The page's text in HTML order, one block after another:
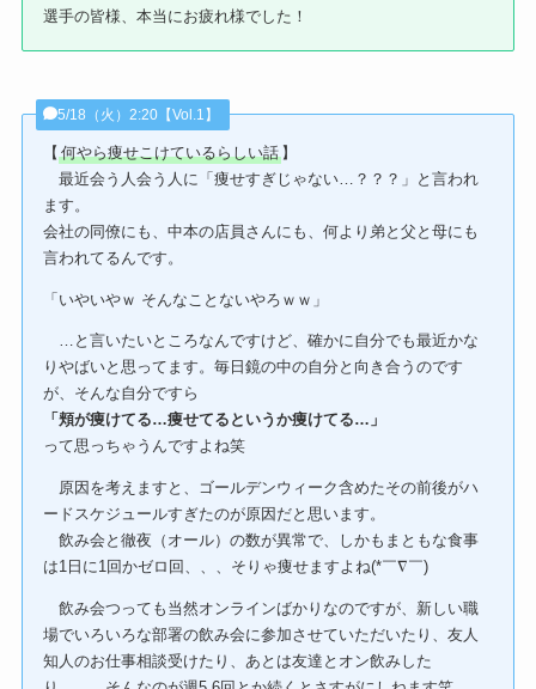
選手の皆様、本当にお疲れ様でした！
5/18（火）2:20【Vol.1】
【何やら痩せこけているらしい話 】
最近会う人会う人に「痩せすぎじゃない…？？？」と言われ
ます。
会社の同僚にも、中本の店員さんにも、何より弟と父と母にも
言われてるんです。
「いやいやｗ そんなことないやろｗｗ」
…と言いたいところなんですけど、確かに自分でも最近かな
りやばいと思ってます。毎日鏡の中の自分と向き合うのです
が、そんな自分ですら
「頬が痩けてる…痩せてるというか痩けてる…」
って思っちゃうんですよね笑
原因を考えますと、ゴールデンウィーク含めたその前後がハ
ードスケジュールすぎたのが原因だと思います。
飲み会と徹夜（オール）の数が異常で、しかもまともな食事
は1日に1回かゼロ回、、、そりゃ痩せますよね(*￣∇￣)
飲み会つっても当然オンラインばかりなのですが、新しい職
場でいろいろな部署の飲み会に参加させていただいたり、友人
知人のお仕事相談受けたり、あとは友達とオン飲みした